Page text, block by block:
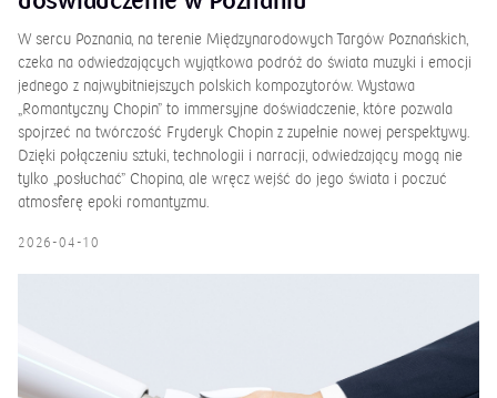
jednego z najwybitniejszych polskich kompozytorów. Wystawa
„Romantyczny Chopin” to immersyjne doświadczenie, które pozwala
spojrzeć na twórczość Fryderyk Chopin z zupełnie nowej perspektywy.
Dzięki połączeniu sztuki, technologii i narracji, odwiedzający mogą nie
tylko „posłuchać” Chopina, ale wręcz wejść do jego świata i poczuć
atmosferę epoki romantyzmu.
2026-04-10